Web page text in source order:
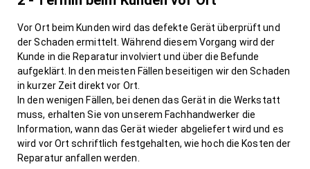
Vor Ort beim Kunden wird das defekte Gerät überprüft und
der Schaden ermittelt. Während diesem Vorgang wird der
Kunde in die Reparatur involviert und über die Befunde
aufgeklärt. In den meisten Fällen beseitigen wir den Schaden
in kurzer Zeit direkt vor Ort.
In den wenigen Fällen, bei denen das Gerät in die Werkstatt
muss, erhalten Sie von unserem Fachhandwerker die
Information, wann das Gerät wieder abgeliefert wird und es
wird vor Ort schriftlich festgehalten, wie hoch die Kosten der
Reparatur anfallen werden.